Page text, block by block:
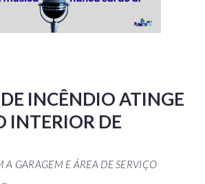
INCÊNDIO ATINGE
INTERIOR DE
A GARAGEM E ÁREA DE SERVIÇO